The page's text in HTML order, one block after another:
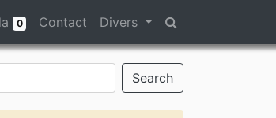
0 Contact Divers
Search